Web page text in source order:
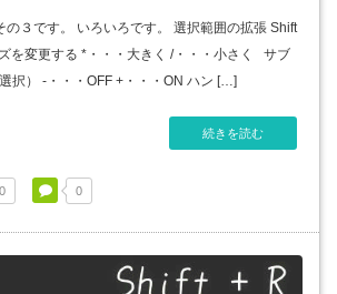
の３です。 いろいろです。 選択範囲の拡張 Shift
を変更する *・・・大きく /・・・小さく サブ
択） -・・・OFF +・・・ON ハン […]
続きを読む
0 0